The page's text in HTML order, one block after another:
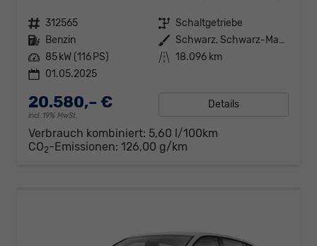
Fahrzeugnr. 312565 Getriebe Schaltgetriebe
Kraftstoff Benzin Außenfarbe
Schwarz, Schwarz-Magic Perleffekt (1Z)
Leistung 85 kW (116 PS) Kilometerstand 18.096 km
01.05.2025
20.580,– €
incl. 19% MwSt.
Details
Verbrauch kombiniert: 5,60 l/100km
CO2-Emissionen: 126,00 g/km